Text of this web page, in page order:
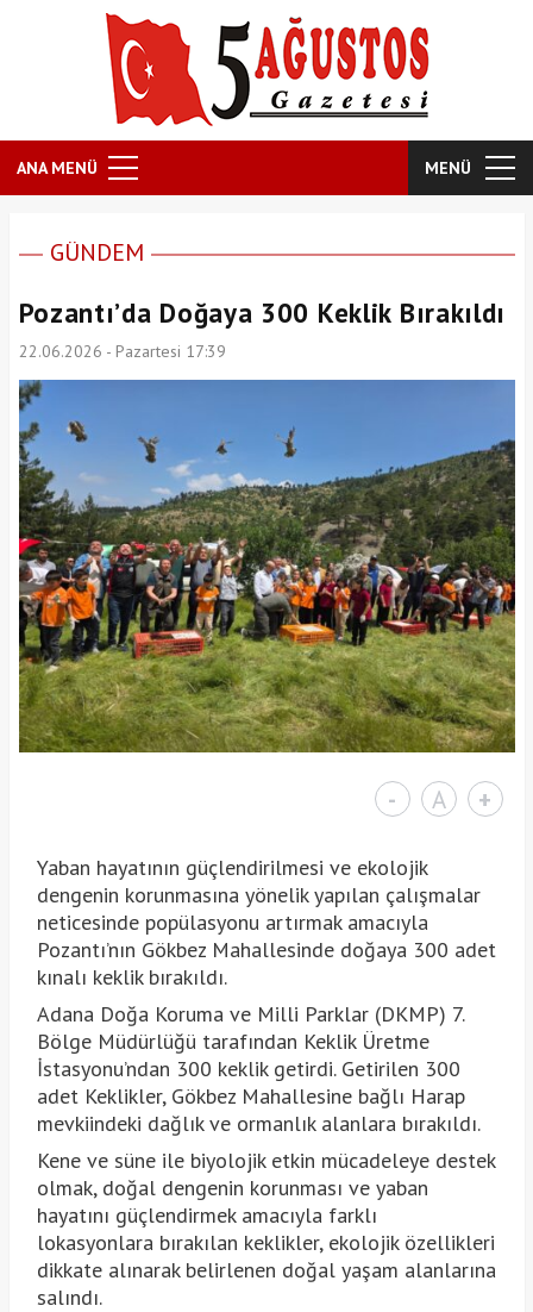
ANA MENÜ MENÜ
GÜNDEM
Pozantı’da Doğaya 300 Keklik Bırakıldı
22.06.2026 - Pazartesi 17:39
- A +
Yaban hayatının güçlendirilmesi ve ekolojik
dengenin korunmasına yönelik yapılan çalışmalar
neticesinde popülasyonu artırmak amacıyla
Pozantı’nın Gökbez Mahallesinde doğaya 300 adet
kınalı keklik bırakıldı.
Adana Doğa Koruma ve Milli Parklar (DKMP) 7.
Bölge Müdürlüğü tarafından Keklik Üretme
İstasyonu’ndan 300 keklik getirdi. Getirilen 300
adet Keklikler, Gökbez Mahallesine bağlı Harap
mevkiindeki dağlık ve ormanlık alanlara bırakıldı.
Kene ve süne ile biyolojik etkin mücadeleye destek
olmak, doğal dengenin korunması ve yaban
hayatını güçlendirmek amacıyla farklı
lokasyonlara bırakılan keklikler, ekolojik özellikleri
dikkate alınarak belirlenen doğal yaşam alanlarına
salındı.